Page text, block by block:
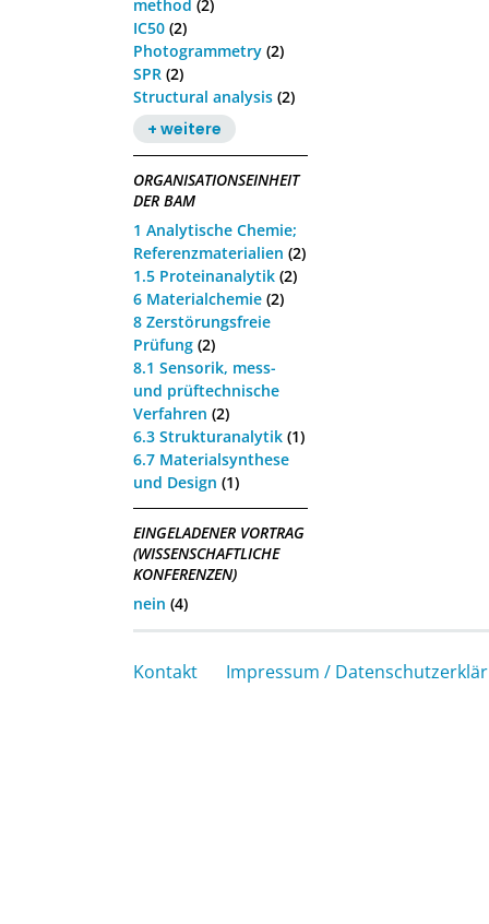
method (2)
IC50 (2)
Photogrammetry (2)
SPR (2)
Structural analysis (2)
+ weitere
ORGANISATIONSEINHEIT
DER BAM
1 Analytische Chemie;
Referenzmaterialien (2)
1.5 Proteinanalytik (2)
6 Materialchemie (2)
8 Zerstörungsfreie
Prüfung (2)
8.1 Sensorik, mess-
und prüftechnische
Verfahren (2)
6.3 Strukturanalytik (1)
6.7 Materialsynthese
und Design (1)
EINGELADENER VORTRAG
(WISSENSCHAFTLICHE
KONFERENZEN)
nein (4)
Kontakt Impressum /